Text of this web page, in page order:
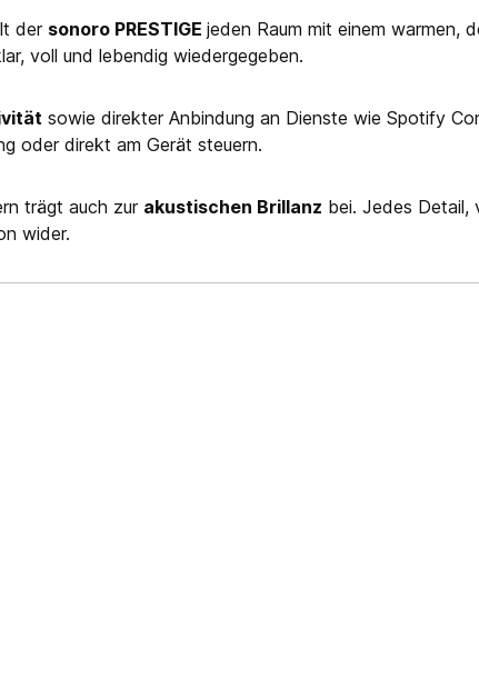
der sonoro PRESTIGE jeden Raum mit einem warmen,
voll und lebendig wiedergegeben.
sowie direkter Anbindung an Dienste wie Spotify
oder direkt am Gerät steuern.
trägt auch zur akustischen Brillanz bei. Jedes Detail,
wider.